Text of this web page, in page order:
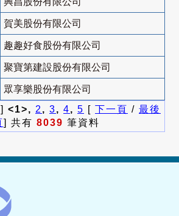
賀美股份有限公司
趣趣好食股份有限公司
聚寶第建設股份有限公司
眾享樂股份有限公司
<1>, 2 , 3, 4, 5 [ 下一頁 / 最後
] 共有 8039 筆資料